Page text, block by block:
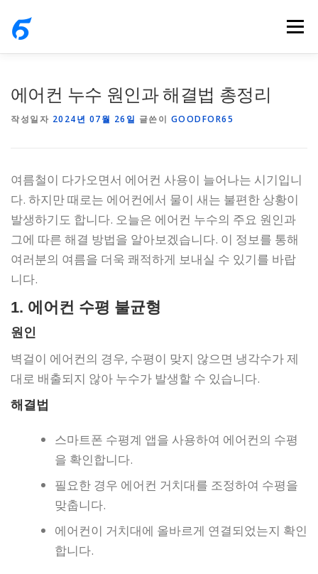
메뉴
에어컨 누수 원인과 해결법 총정리
작성일자 2024년 07월 26일 글쓴이 GOODFOR65
여름철이 다가오면서 에어컨 사용이 늘어나는 시기입니
다. 하지만 때로는 에어컨에서 물이 새는 불편한 상황이
발생하기도 합니다. 오늘은 에어컨 누수의 주요 원인과
그에 따른 해결 방법을 알아보겠습니다. 이 정보를 통해
여러분의 여름을 더욱 쾌적하게 보내실 수 있기를 바랍
니다.
1. 에어컨 수평 불균형
원인
벽걸이 에어컨의 경우, 수평이 맞지 않으면 냉각수가 제
대로 배출되지 않아 누수가 발생할 수 있습니다.
해결법
스마트폰 수평계 앱을 사용하여 에어컨의 수평
을 확인합니다.
필요한 경우 에어컨 거치대를 조정하여 수평을
맞춥니다.
에어컨이 거치대에 올바르게 연결되었는지 확인
합니다.